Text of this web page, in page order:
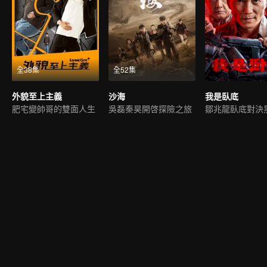
全38集
外貌至上主義
肥宅變帥哥的雙面人生
全52集
沙海
吳磊秦昊開啓探險之旅
我是臥底
鄒兆龍臥底對決